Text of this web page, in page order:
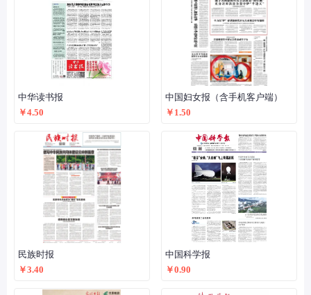
中华读书报
￥4.50
中国妇女报（含手机客户端）
￥1.50
民族时报
￥3.40
中国科学报
￥0.90